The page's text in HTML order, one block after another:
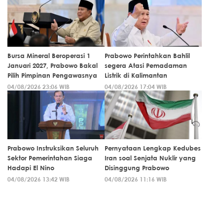
Bursa Mineral Beroperasi 1
Januari 2027, Prabowo Bakal
Pilih Pimpinan Pengawasnya
04/08/2026 23:06 WIB
Prabowo Perintahkan Bahlil
segera Atasi Pemadaman
Listrik di Kalimantan
04/08/2026 17:04 WIB
Prabowo Instruksikan Seluruh
Sektor Pemerintahan Siaga
Hadapi El Nino
04/08/2026 13:42 WIB
Pernyataan Lengkap Kedubes
Iran soal Senjata Nuklir yang
Disinggung Prabowo
04/08/2026 11:16 WIB